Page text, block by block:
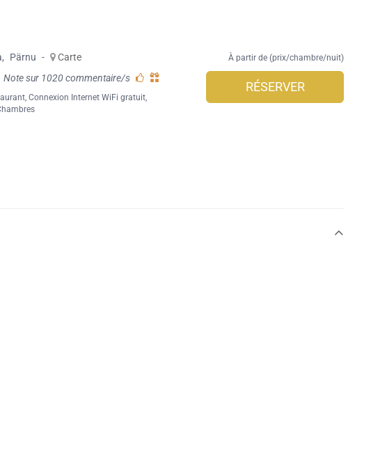
, Pärnu -
Carte
Note sur 1020 commentaire/s
,Connexion Internet WiFi gratuit,
À partir de (prix/chambre/nuit)
RÉSERVER